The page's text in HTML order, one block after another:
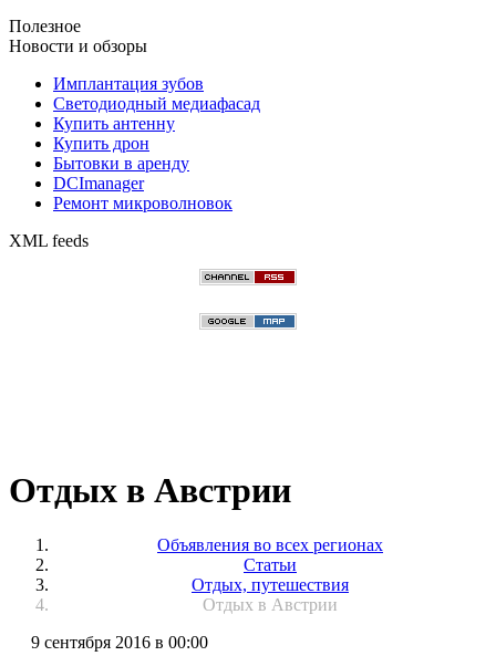
Полезное
Новости и обзоры
Имплантация зубов
Светодиодный медиафасад
Купить антенну
Купить дрон
Бытовки в аренду
DCImanager
Ремонт микроволновок
XML feeds
Отдых в Австрии
Объявления во всех регионах
Статьи
Отдых, путешествия
Отдых в Австрии
9 сентября 2016 в 00:00